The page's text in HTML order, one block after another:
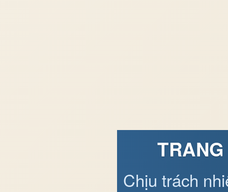
Chịu trách